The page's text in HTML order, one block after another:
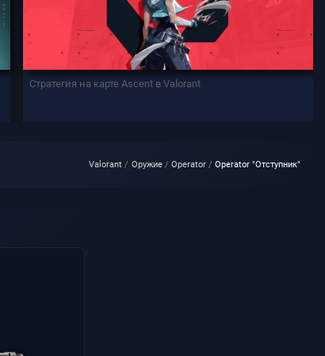
Стратегия на карте Ascent в Valorant
Valorant Оружие Operator Operator "Отступник"